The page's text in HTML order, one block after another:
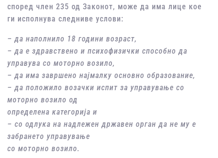
според член 235 од Законот, може да има лице кое
ги исполнува следниве услови:
– да наполнило 18 години возраст,
– да е здравствено и психофизички способно да
управува со моторно возило,
– да има завршено најмалку основно образование,
– да положило возачки испит за управување со
моторно возило од
определена категорија и
– со одлука на надлежен државен орган да не му е
забрането управување
со моторно возило.